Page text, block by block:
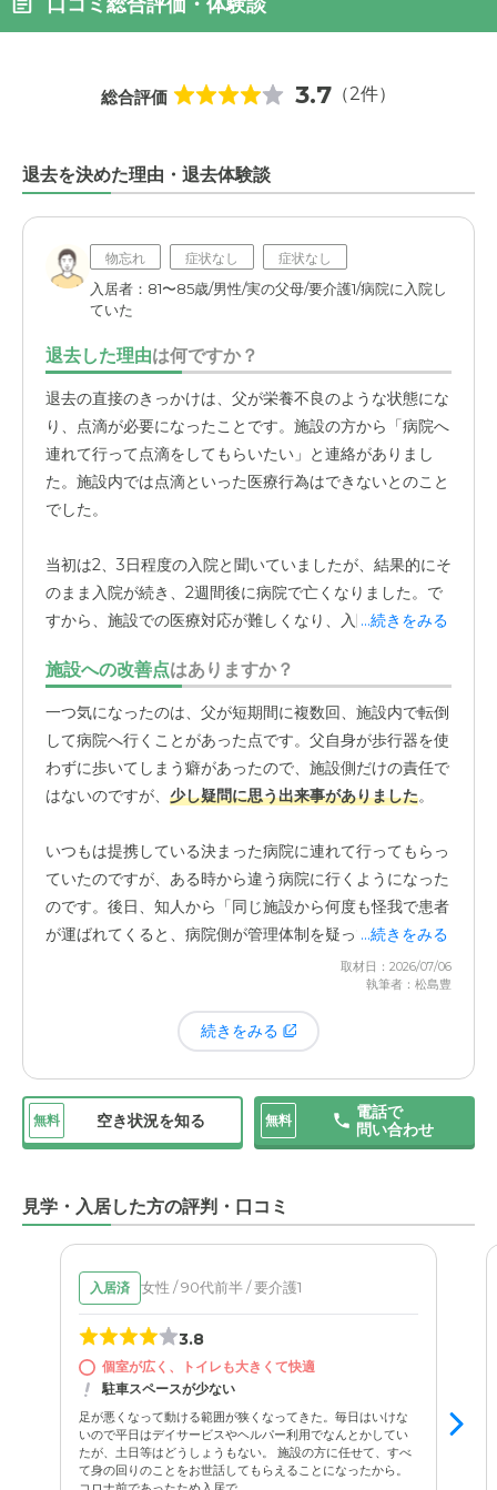
総合評価 3.7 （2件）
退去を決めた理由・退去体験談
物忘れ 症状なし 症状なし
入居者：81〜85歳/男性/実の父母/要介護1/病院に入院し
ていた
退去した理由は何ですか？
退去の直接のきっかけは、父が栄養不良のような状態にな
り、点滴が必要になったことです。施設の方から「病院へ
連れて行って点滴をしてもらいたい」と連絡がありまし
た。施設内では点滴といった医療行為はできないとのこと
でした。
当初は2、3日程度の入院と聞いていましたが、結果的にそ
のまま入院が続き、2週間後に病院で亡くなりました。で
すから、施設での医療対応が難しくなり、入院したことが
...続きをみる
施設への改善点はありますか？
一つ気になったのは、父が短期間に複数回、施設内で転倒
して病院へ行くことがあった点です。父自身が歩行器を使
わずに歩いてしまう癖があったので、施設側だけの責任で
はないのですが、 少し疑問に思う出来事がありました。
いつもは提携している決まった病院に連れて行ってもらっ
ていたのですが、ある時から違う病院に行くようになった
のです。後日、知人から「同じ施設から何度も怪我で患者
が運ばれてくると、病院側が管理体制を疑ってどこかに通
報することがあるため、施設側が意図的に病院を変えるこ
とがある」という話を聞きました。もちろん、施設の方に
確認したわけではないので真相は分かりませんが、もしか
したらそういう事情があったのかもしれない、と感じたこ
...続きをみる
取材日：2026/07/06
執筆者：松島豊
続きをみる
無料 空き状況を知る 無料
電話で
問い合わせ
見学・入居した方の評判・口コミ
入居済 女性 / 90代前半 / 要介護1
3.8
個室が広く、トイレも大きくて快適
駐車スペースが少ない
足が悪くなって動ける範囲が狭くなってきた。毎日はいけな
いので平日はデイサービスやヘルパー利用でなんとかしてい
たが、土日等はどうしょうもない。 施設の方に任せて、すべ
て身の回りのことをお世話してもらえることになったから。